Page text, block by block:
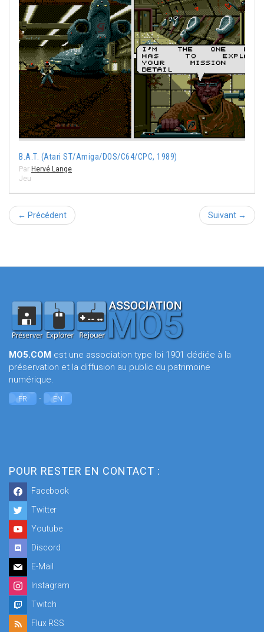
B.A.T. (Atari ST/Amiga/DOS/C64/CPC, 1989)
Par Hervé Lange
Jeu
← Précédent Suivant →
MO5.COM est une association type loi 1901 dédiée à la
préservation et la diffusion au public du patrimoine
numérique.
FR - EN
POUR RESTER EN CONTACT :
Facebook
Twitter
Youtube
Discord
E-Mail
Instagram
Twitch
Flux RSS